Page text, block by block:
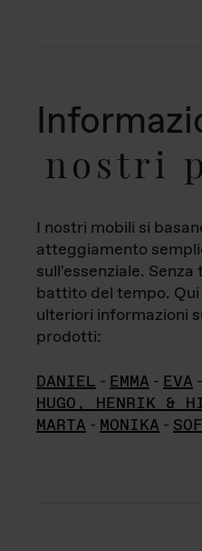
nostri
I nostri mobili si
atteggiamento
sull'essenziale.
battito del tempo.
ulteriori informazioni
prodotti:
DANIEL - EMMA - EVA -
HUGO, HENRIK &
MARTA - MONIKA -